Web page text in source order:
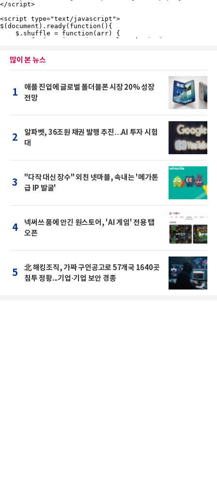
많이 본 뉴스
1
애플 진입에 글로벌 폴더블폰 시장 20% 성장
전망
2
알파벳, 36조원 채권 발행 추진…AI 투자 시험
대
3
"다작 대신 장수" 외친 넷마블, 속내는 '메가톤
급 IP 발굴'
4
넥써쓰 품에 안긴 원스토어, 'AI 게임' 전용 탭
오픈
5
北 해킹조직, 가짜 구인공고로 57개국 1640곳
침투 정황...기업·기업 보안 경종